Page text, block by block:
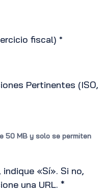
fiscal) *
Pertinentes (ISO,
50 MB y solo se permiten
«Sí». Si no,
una URL. *